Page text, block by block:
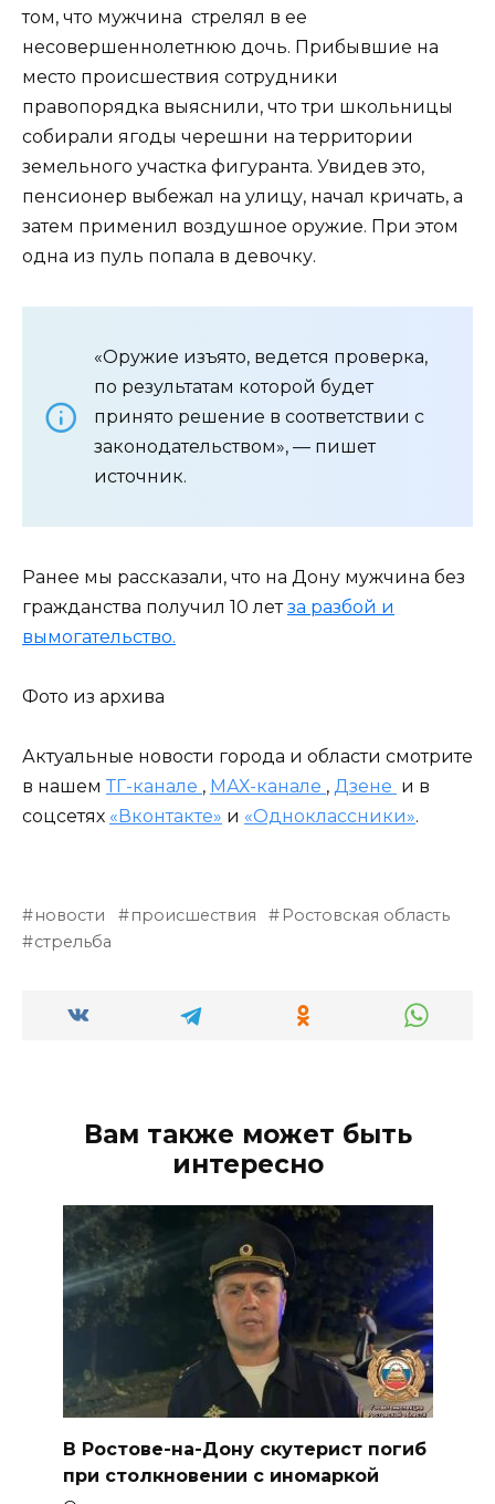
том, что мужчина стрелял в ее
несовершеннолетнюю дочь. Прибывшие на
место происшествия сотрудники
правопорядка выяснили, что три школьницы
собирали ягоды черешни на территории
земельного участка фигуранта. Увидев это,
пенсионер выбежал на улицу, начал кричать, а
затем применил воздушное оружие. При этом
одна из пуль попала в девочку.
«Оружие изъято, ведется проверка,
по результатам которой будет
принято решение в соответствии с
законодательством», — пишет
источник.
Ранее мы рассказали, что на Дону мужчина без
гражданства получил 10 летза разбой и
вымогательство.
Фото из архива
Актуальные новости города и области смотрите
в нашем ТГ-канале , МАХ-канале , Дзене и в
соцсетях «Вконтакте» и «Одноклассники».
новости происшествия
Ростовская область
стрельба
Вам также может быть
интересно
В Ростове-на-Дону скутерист погиб
при столкновении с иномаркой